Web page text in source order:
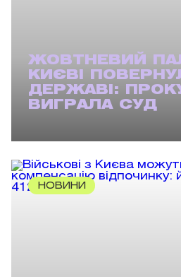
ЖОВТНЕВИЙ
КИЄВІ
ДЕРЖАВІ:
ВИГРАЛА СУД
НОВИНИ